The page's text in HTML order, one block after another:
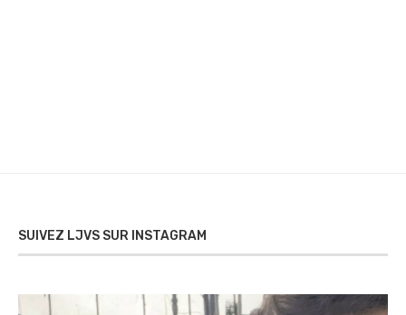
SUIVEZ LJVS SUR INSTAGRAM